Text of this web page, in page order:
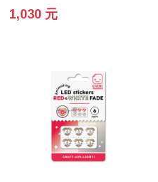
1,030 元